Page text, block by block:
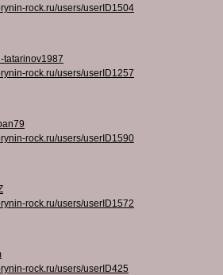
rock.ru/users/userID1504
tatarinov1987
rock.ru/users/userID1257
rock.ru/users/userID1590
rock.ru/users/userID1572
rock.ru/users/userID425